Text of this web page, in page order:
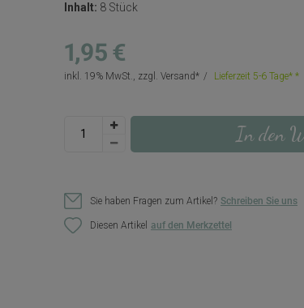
Inhalt: 8 Stück
1,95 €
inkl. 19% MwSt., zzgl. Versand Lieferzeit 5-6 Tage*
In den
Sie haben Fragen zum Artikel? Schreiben Sie uns
Diesen Artikel